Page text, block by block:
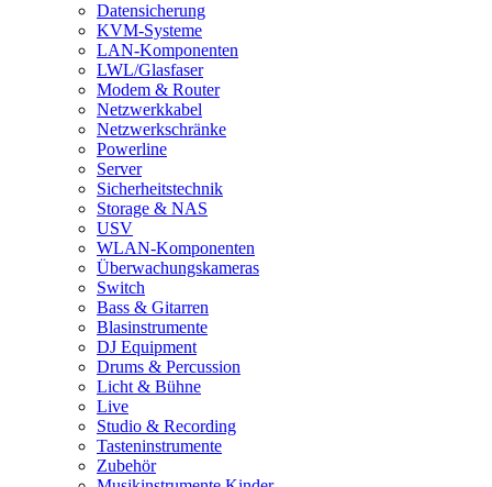
Datensicherung
KVM-Systeme
LAN-Komponenten
LWL/Glasfaser
Modem & Router
Netzwerkkabel
Netzwerkschränke
Powerline
Server
Sicherheitstechnik
Storage & NAS
USV
WLAN-Komponenten
Überwachungskameras
Switch
Bass & Gitarren
Blasinstrumente
DJ Equipment
Drums & Percussion
Licht & Bühne
Live
Studio & Recording
Tasteninstrumente
Zubehör